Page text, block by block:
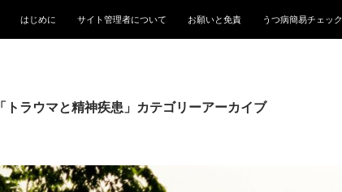
はじめに サイト管理者について お願いと免責 うつ病簡易チェック
「トラウマと精神疾患」カテゴリーアーカイブ